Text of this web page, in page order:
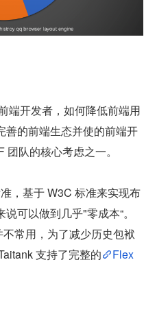
端开发者，如何降低前端用
善的前端生态并使的前端开
团队的核心考虑之一。
，基于 W3C 标准来实现布
可以做到几乎"零成本“。
常用，为了减少历史包袱
支持了完整的
Flex